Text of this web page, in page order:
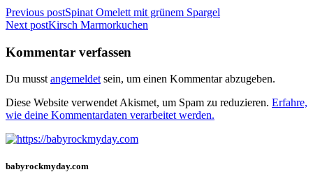
Beitragsnavigation
Previous postSpinat Omelett mit grünem Spargel
Next postKirsch Marmorkuchen
Kommentar verfassen
Du musst angemeldet sein, um einen Kommentar abzugeben.
Diese Website verwendet Akismet, um Spam zu reduzieren. Erfahre,
wie deine Kommentardaten verarbeitet werden.
babyrockmyday.com